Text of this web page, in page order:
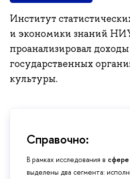
Институт
и экономики знаний
проанализировал
государственных
культуры.
Справочно:
В рамках исследования в сфере
выделены два сегмента: